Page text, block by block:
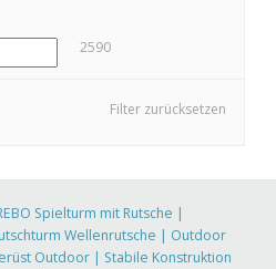
2590
Filter zurücksetzen
Spielturm mit Rutsche |
Wellenrutsche | Outdoor
Outdoor | Stabile Konstruktion